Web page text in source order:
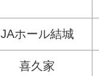
JAホール結城
喜久家